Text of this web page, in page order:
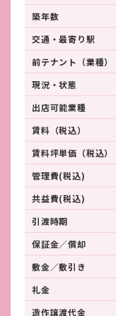
築年数
交通・最寄り駅
前テナント（業種）
現況・状態
出店可能業種
賃料（税込）
賃料坪単価（税込）
管理費(税込)
共益費(税込)
引渡時期
保証金／償却
敷金／敷引き
礼金
造作譲渡代金